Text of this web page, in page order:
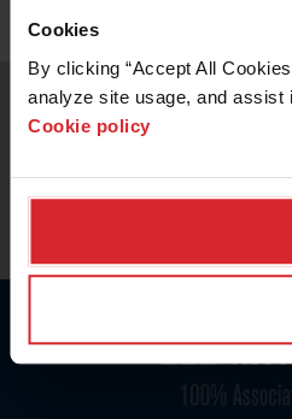
Cookies
By clicking “Accept All
analyze site usage, and assist
Cookie policy
© 2026 Hypertherm Inc.